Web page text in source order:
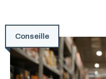
Conseille